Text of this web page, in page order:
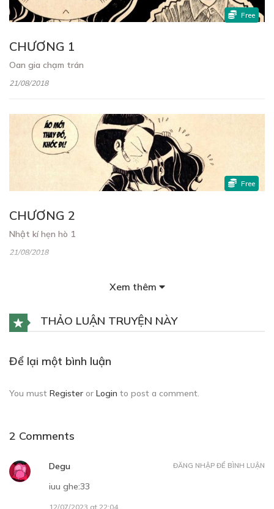
CHƯƠNG 1
Oan gia chạm trán
21/08/2018
Free
CHƯƠNG 2
Nhật kí hẹn hò 1
21/08/2018
Free
Xem thêm
THẢO LUẬN TRUYỆN NÀY
Để lại một bình luận
You must Register or Login to post a comment.
2 Comments
Degu
iuu ghe:33
12/07/2023 at 22:04
ĐĂNG NHẬP ĐỂ BÌNH LUẬN